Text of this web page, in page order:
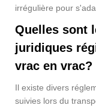
irrégulière pour
Quelles sont
juridiques
vrac en vrac?
Il existe divers
suivies lors du